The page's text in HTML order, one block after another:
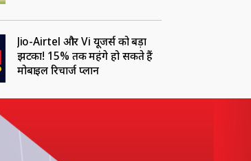
Jio-Airtel और Vi यूजर्स को बड़ा
झटका! 15% तक महंगे हो सकते हैं
मोबाइल रिचार्ज प्लान